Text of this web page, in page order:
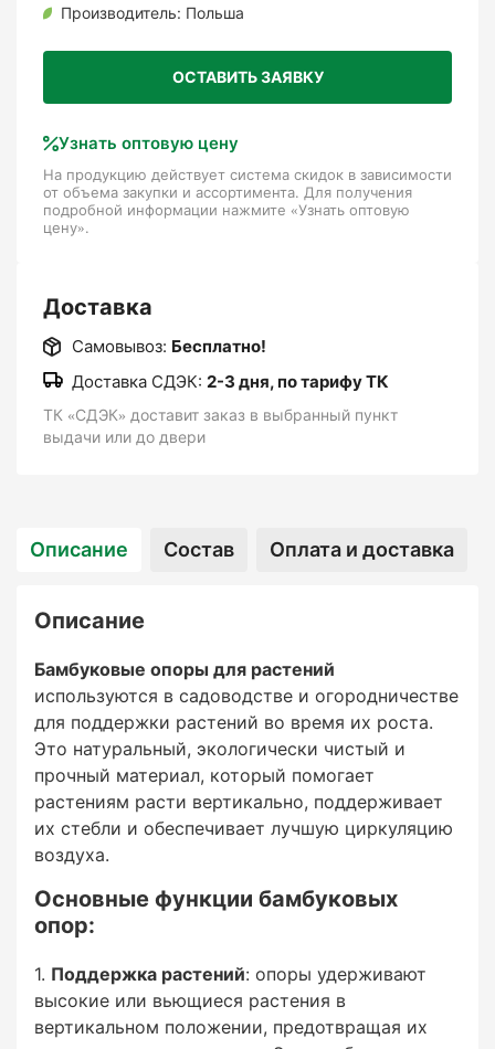
предотвращая их падение или искривление.
или слабым стеблями, которые могут
ломаться под тяжестью собственных плодов
(например, томатов, огурцов, фасоли).
: бамбуковые палки помогают контролировать
как горох, виноград или плющ, направляя их
вверх или вдоль опоры.
Предотвращение заболеваний
что уменьшает риск развития грибковых
заболеваний, которые часто возникают при
: использование опор позволяет выращивать
растения на меньшей площади, что особенно
важно для небольших садов и теплиц.
Вьющиеся растения могут расти вертикально,
не занимая много горизонтального
пространства.
: поддерживаемые бамбуковыми опорами
растения проще обслуживать, собирать с них
плоды и ухаживать за ними.
Естественная эстетика
Производитель: Польша
ОСТАВИТЬ ЗАЯВКУ
Узнать оптовую цену
На продукцию действует система скидок в зависимости
от объема закупки и ассортимента. Для получения
подробной информации нажмите «Узнать оптовую
цену».
Доставка
Самовывоз: Бесплатно!
Доставка СДЭК: 2-3 дня, по тарифу ТК
ТК «СДЭК» доставит заказ в выбранный пункт
выдачи или до двери
Описание Состав Оплата и доставка
Описание
Бамбуковые опоры для растений
используются в садоводстве и огородничестве
для поддержки растений во время их роста.
Это натуральный, экологически чистый и
прочный материал, который помогает
растениям расти вертикально, поддерживает
их стебли и обеспечивает лучшую циркуляцию
воздуха.
Основные функции бамбуковых
опор:
Поддержка растений: опоры удерживают
высокие или вьющиеся растения в
вертикальном положении, предотвращая их